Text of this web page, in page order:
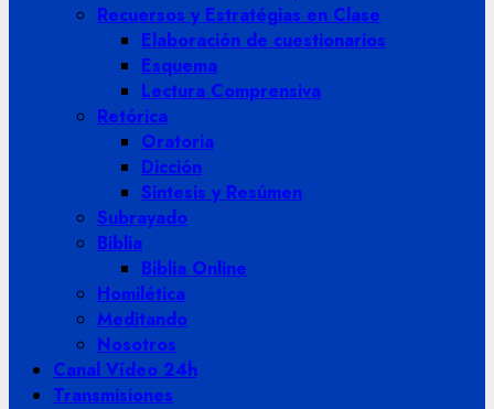
Recuersos y Estratégias en Clase
Elaboración de cuestionarios
Esquema
Lectura Comprensiva
Retórica
Oratoria
Dicción
Sintesis y Resúmen
Subrayado
Biblia
Biblia Online
Homilética
Meditando
Nosotros
Canal Vídeo 24h
Transmisiones